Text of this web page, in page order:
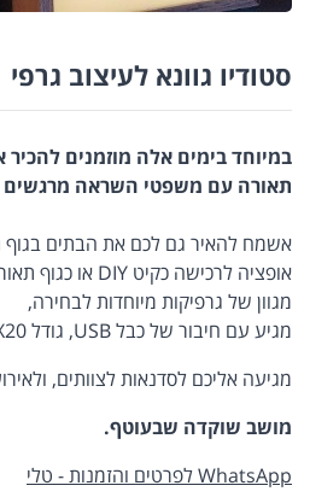
סטודיו גוונא לעיצוב גרפי
במיוחד בימים אלה מוזמנים
תאורה עם משפטי השראה מרגשים
אשמח להאיר גם לכם את הבתים בגוף
אופציה לרכישה כקיט DIY או כגוף תאורה מוכן,
מגוון של גרפיקות מיוחדות לבחירה,
מגיע עם חיבור של כבל USB, גודל 20X20 ס"מ, אור צהוב.
מגיעה אליכם לסדנאות לצוותים,
מושב שוקדה שבעוטף.
WhatsApp לפרטים והזמנות - טלי